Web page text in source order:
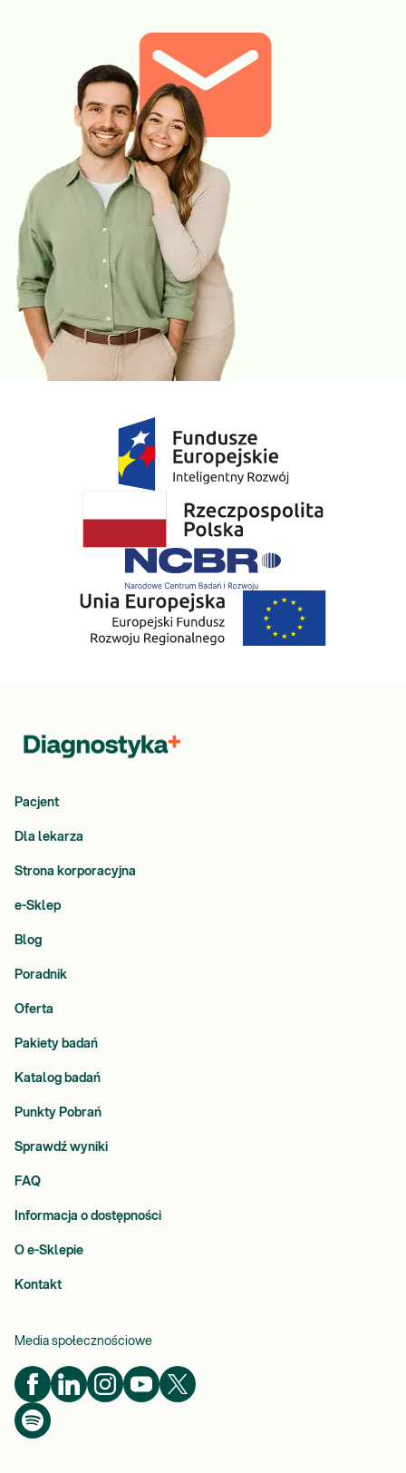
Pacjent
Dla lekarza
Strona korporacyjna
e-Sklep
Blog
Poradnik
Oferta
Pakiety badań
Katalog badań
Punkty Pobrań
Sprawdź wyniki
FAQ
Informacja o dostępności
O e-Sklepie
Kontakt
Media społecznościowe